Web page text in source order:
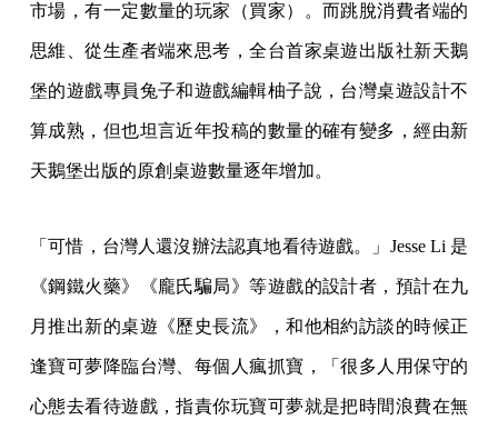
市場，有一定數量的玩家（買家）。而跳脫消費者端的
思維、從生產者端來思考，全台首家桌遊出版社新天鵝
堡的遊戲專員兔子和遊戲編輯柚子說，台灣桌遊設計不
算成熟，但也坦言近年投稿的數量的確有變多，經由新
天鵝堡出版的原創桌遊數量逐年增加。
「可惜，台灣人還沒辦法認真地看待遊戲。」Jesse Li 是
《鋼鐵火藥》《龐氏騙局》等遊戲的設計者，預計在九
月推出新的桌遊《歷史長流》，和他相約訪談的時候正
逢寶可夢降臨台灣、每個人瘋抓寶，「很多人用保守的
心態去看待遊戲，指責你玩寶可夢就是把時間浪費在無